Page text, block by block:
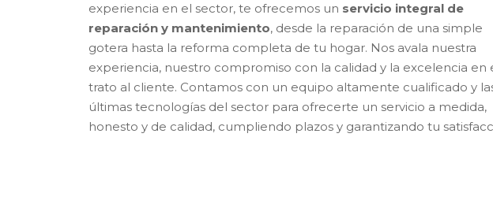
experiencia en el sector, te ofrecemos un servicio integral de
reparación y mantenimiento, desde la reparación de una simple
gotera hasta la reforma completa de tu hogar. Nos avala nuestra
experiencia, nuestro compromiso con la calidad y la excelencia en
trato al cliente. Contamos con un equipo altamente cualificado y
últimas tecnologías del sector para ofrecerte un servicio a medida,
honesto y de calidad, cumpliendo plazos y garantizando tu